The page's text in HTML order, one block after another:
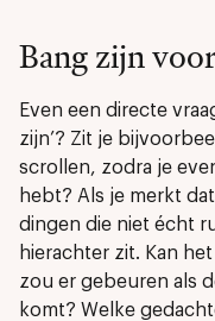
Bang zijn
Even een directe
zijn’? Zit je
scrollen, zodra je
hebt? Als je merkt
dingen die niet écht
hierachter zit. Kan
zou er gebeuren als
komt? Welke